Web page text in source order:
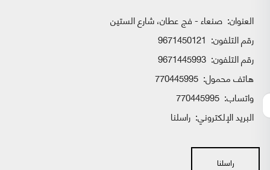
العنوان: صنعاء - فج عطان، شارع الستين
رقم التلفون: 9671450121
رقم التلفون: 9671445993
هاتف محمول: 770445995
واتساب:
البريد الإلكتروني: راسلنا
راسلنا